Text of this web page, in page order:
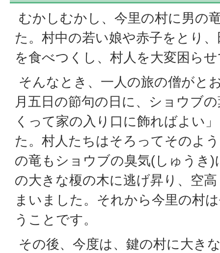
むかしむかし、今里の村に男の
た。村中の若い娘や赤子をとり
を食べつくし、村人を大変困ら
そんなとき、一人の旅の僧がと
月五日の節句の日に、ショウブ
くって家の入り口に飾ればよい
た。村人たちはそろってそのよ
の竜もショウブの臭気(しゅうき
の大きな榎の木に逃げ昇り、空
まいました。それから今里の村
うことです。
その後、今度は、鍵の村に大き